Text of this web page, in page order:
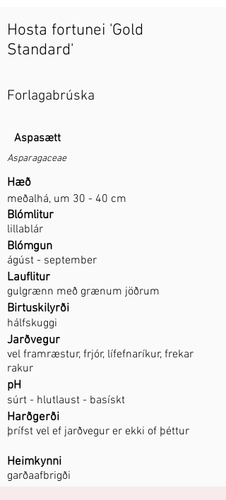
Hosta fortunei 'Gold
Standard'
Forlagabrúska
Aspasætt
Asparagaceae
Hæð
meðalhá, um 30 - 40 cm
Blómlitur
lillablár
Blómgun
ágúst - september
Lauflitur
gulgrænn með grænum jöðrum
Birtuskilyrði
hálfskuggi
Jarðvegur
vel framræstur, frjór, lífefnaríkur, frekar
rakur
pH
súrt - hlutlaust - basískt
Harðgerði
þrífst vel ef jarðvegur er ekki of þéttur
Heimkynni
garðaafbrigði